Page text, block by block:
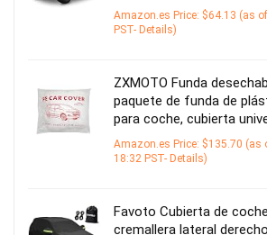
Amazon.es Price: $64.13 (as
PST- Details)
ZXMOTO Funda
paquete de funda de
para coche, cubierta
Amazon.es Price: $135.70 (as
18:32 PST- Details)
Favoto Cubierta de
cremallera lateral